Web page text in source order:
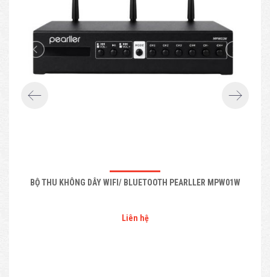
BỘ THU KHÔNG DÂY WIFI/ BLUETOOTH PEARLLER MPW01W
Liên hệ